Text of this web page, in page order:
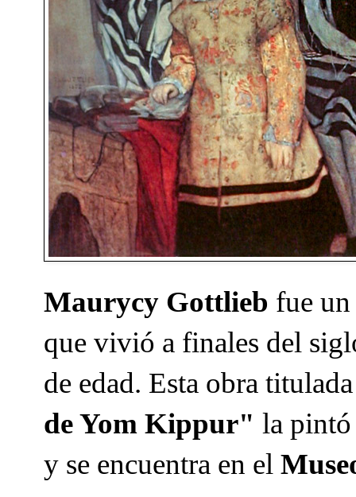
Maurycy Gottlieb fue
que vivió a finales del
de edad. Esta obra
de Yom Kippur" la pintó
y se encuentra en el